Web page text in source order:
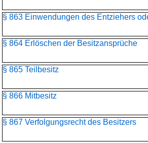
§ 863 Einwendungen des Entziehers
§ 864 Erlöschen der Besitzansprüche
§ 865 Teilbesitz
§ 866 Mitbesitz
§ 867 Verfolgungsrecht des Besitzers